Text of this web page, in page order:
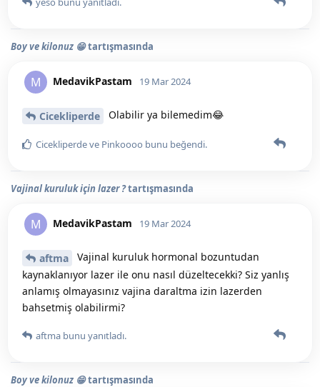
Boy ve kilonuz 😁tartışmasında
M MedavikPastam 19 Mar 2024
Cicekliperde Olabilir ya bilemedim😂
Cicekliperdeve Pinkoooo bunu beğendi.
Vajinal kuruluk için lazer ?tartışmasında
M MedavikPastam 19 Mar 2024
aftma
Vajinal kuruluk hormonal bozuntudan
kaynaklanıyor lazer ile onu nasıl düzeltecekki? Siz yanlış
anlamış olmayasınız vajina daraltma izin lazerden
bahsetmiş olabilirmi?
aftma bunu yanıtladı.
Boy ve kilonuz 😁tartışmasında